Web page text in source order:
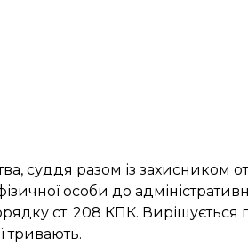
суддя разом із
особи до
ст. 208 КПК.
тривають.